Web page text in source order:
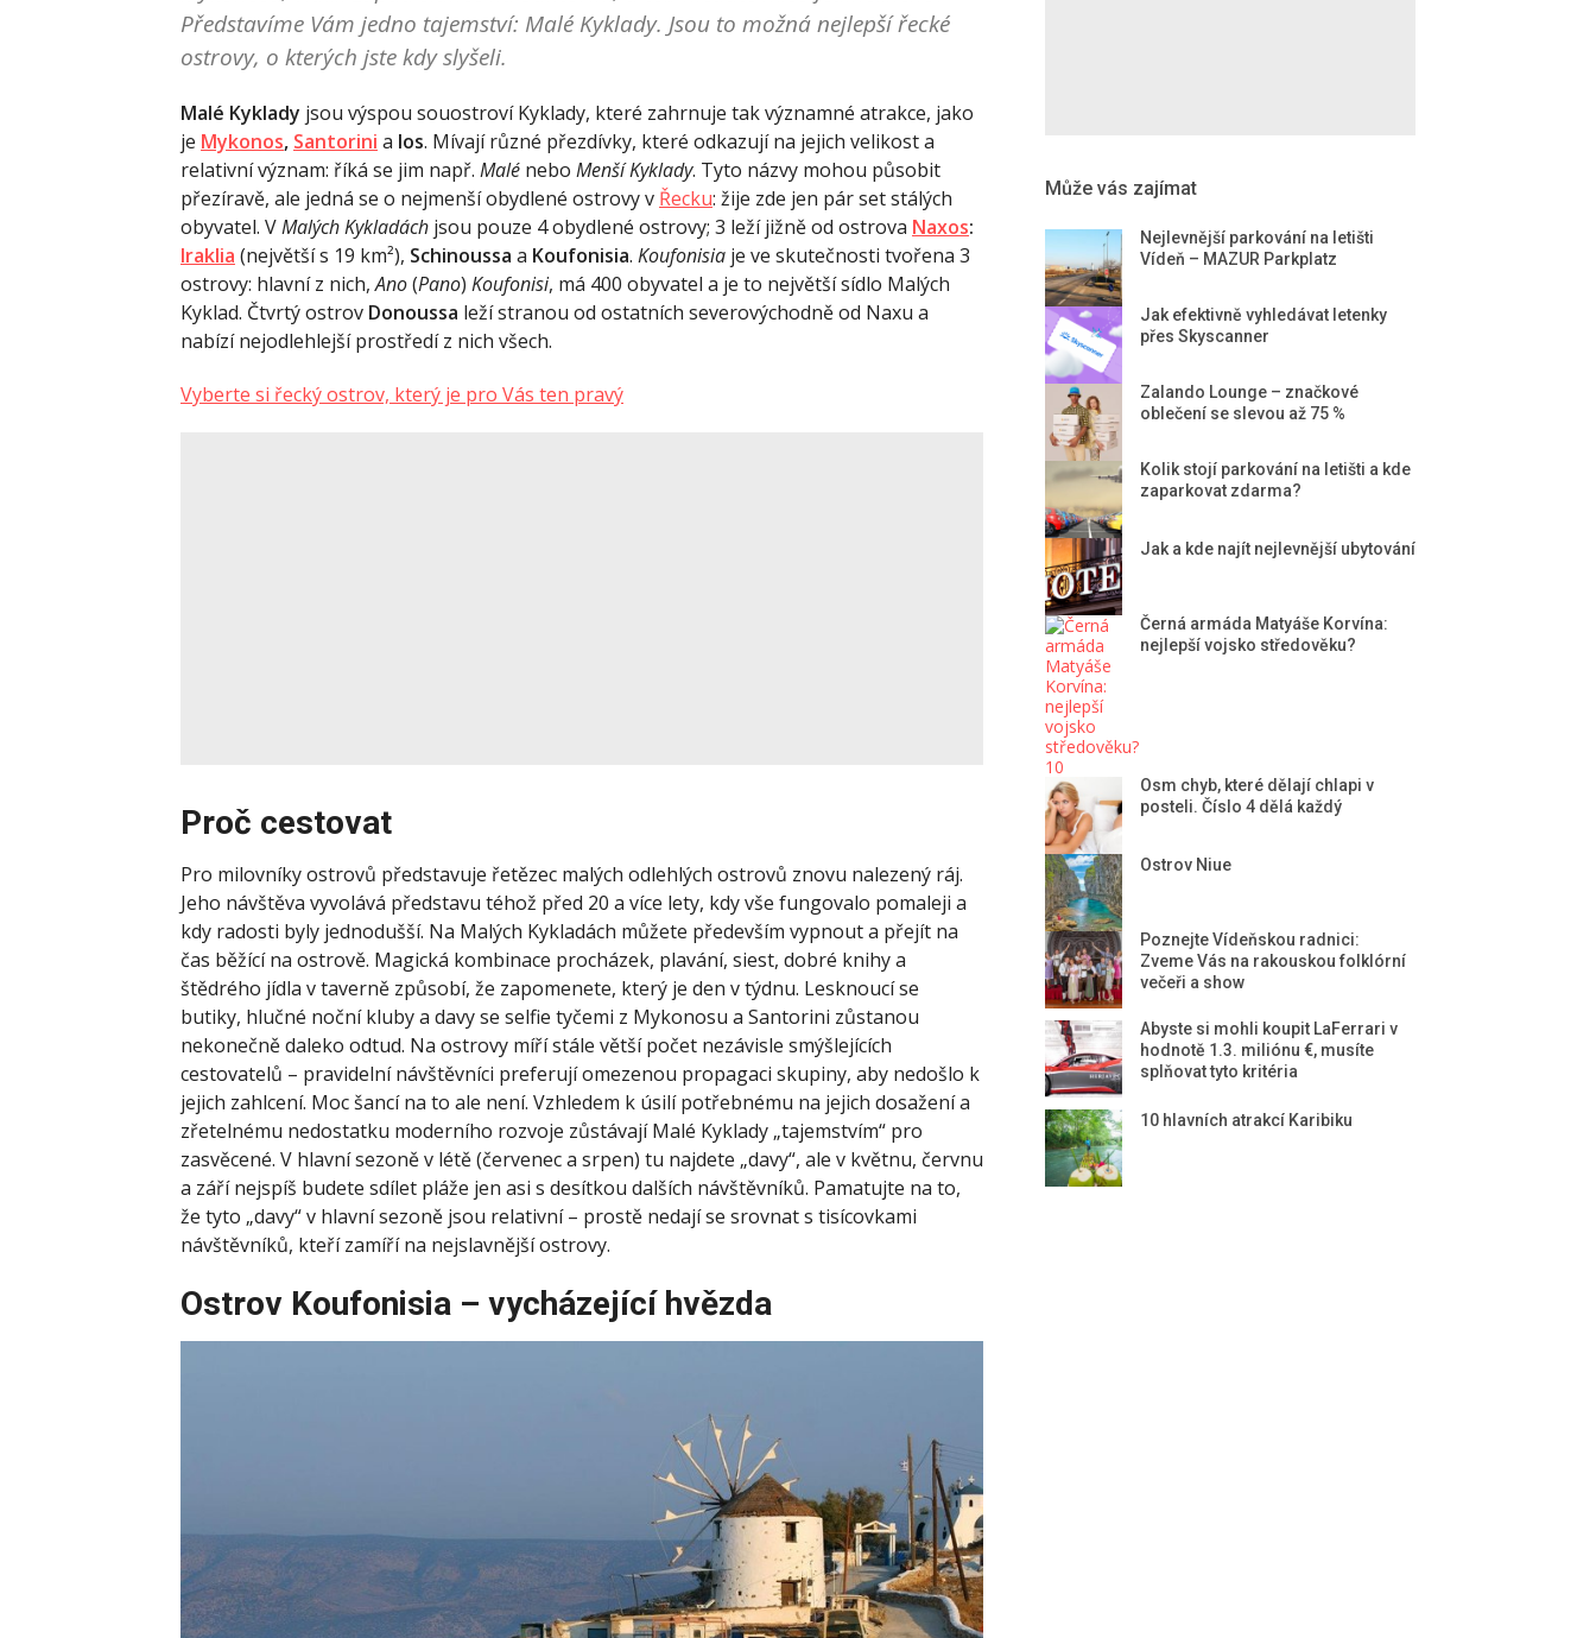
Představíme Vám jedno tajemství: Malé Kyklady. Jsou to možná nejlepší řecké
ostrovy, o kterých jste kdy slyšeli.
Malé Kyklady jsou výspou souostroví Kyklady, které zahrnuje tak významné atrakce, jako
je Mykonos, Santorini a Ios. Mívají různé přezdívky, které odkazují na jejich velikost a
relativní význam: říká se jim např. Malé nebo Menší Kyklady. Tyto názvy mohou působit
přezíravě, ale jedná se o nejmenší obydlené ostrovy v Řecku: žije zde jen pár set stálých
obyvatel. VMalých Kykladách jsou pouze 4 obydlené ostrovy; 3 leží jižně od ostrova Naxos:
Iraklia (největší s 19 km²), Schinoussa a Koufonisia. Koufonisia je ve skutečnosti tvořena 3
ostrovy: hlavní z nich,Ano(Pano) Koufonisi, má 400 obyvatel a je to největší sídlo Malých
Kyklad. Čtvrtý ostrov Donoussa leží stranou od ostatních severovýchodně od Naxu a
nabízí nejodlehlejší prostředí z nich všech.
Vyberte si řecký ostrov, který je pro Vás ten pravý
Proč cestovat
Pro milovníky ostrovů představuje řetězec malých odlehlých ostrovů znovu nalezený ráj.
Jeho návštěva vyvolává představu téhož před 20 a více lety, kdy vše fungovalo pomaleji a
kdy radosti byly jednodušší. Na Malých Kykladách můžete především vypnout a přejít na
čas běžící na ostrově. Magická kombinace procházek, plavání, siest, dobré knihy a
štědrého jídla v taverně způsobí, že zapomenete, který je den v týdnu. Lesknoucí se
butiky, hlučné noční kluby a davy se selfie tyčemi z Mykonosu a Santorini zůstanou
nekonečně daleko odtud. Na ostrovy míří stále větší počet nezávisle smýšlejících
cestovatelů – pravidelní návštěvníci preferují omezenou propagaci skupiny, aby nedošlo k
jejich zahlcení. Moc šancí na to ale není. Vzhledem k úsilí potřebnému na jejich dosažení a
zřetelnému nedostatku moderního rozvoje zůstávají Malé Kyklady „tajemstvím“ pro
zasvěcené. V hlavní sezoně v létě (červenec a srpen) tu najdete „davy“, ale v květnu, červnu
a září nejspíš budete sdílet pláže jen asi s desítkou dalších návštěvníků. Pamatujte na to,
že tyto „davy“ v hlavní sezoně jsou relativní – prostě nedají se srovnat s tisícovkami
návštěvníků, kteří zamíří na nejslavnější ostrovy.
Ostrov Koufonisia – vycházející hvězda
Může vás zajímat
Nejlevnější parkování na letišti
Vídeň – MAZUR Parkplatz
Jak efektivně vyhledávat letenky
přes Skyscanner
Zalando Lounge – značkové
oblečení se slevou až 75 %
Kolik stojí parkování na letišti a kde
zaparkovat zdarma?
Jak a kde najít nejlevnější ubytování
Černá armáda Matyáše Korvína:
nejlepší vojsko středověku?
Osm chyb, které dělají chlapi v
posteli. Číslo 4 dělá každý
Ostrov Niue
Poznejte Vídeňskou radnici:
Zveme Vás na rakouskou folklórní
večeři a show
Abyste si mohli koupit LaFerrari v
hodnotě 1.3. miliónu €, musíte
splňovat tyto kritéria
10 hlavních atrakcí Karibiku